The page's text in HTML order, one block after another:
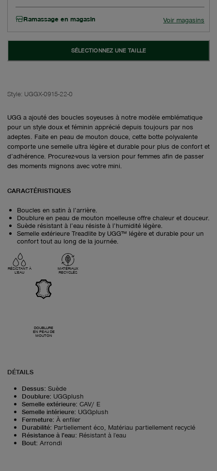
Ramassage en magasin Voir magasins
SÉLECTIONNEZ UNE TAILLE
Style: UGGX-0915-22-0
UGG a ajouté des boucles soyeuses à notre modèle emblématique
pour un style doux et féminin apprécié depuis toujours par nos
adeptes. Faite en peau de mouton douce, cette botte polyvalente
comporte une semelle ultra légère et durable pour plus de confort et
d’adhérence. Procurez-vous la version pour femmes afin de passer
des moments mignons avec votre mini.
CARACTÉRISTIQUES
Boucles en satin à l’arrière.
Doublure en peau de mouton moelleuse offre chaleur et douceur.
Suède résistant à l’eau résiste à l’humidité légère.
Semelle extérieure Treadlite by UGG™ légère et durable pour un
confort tout au long de la journée.
RÉSISTANT À
L'EAU
DOUBLURE
EN PEAU DE
MOUTON
MATÉRIAUX
RECYCLÉS
DÉTAILS
Dessus: Suède
Doublure: UGGplush
Semelle extérieure: CAV/ E
Semelle intérieure: UGGplush
Fermeture: À enfiler
Durabilité: Partiellement éco, Matériau partiellement recyclé
Résistance à l'eau: Résistant à l'eau
Bout: Arrondi